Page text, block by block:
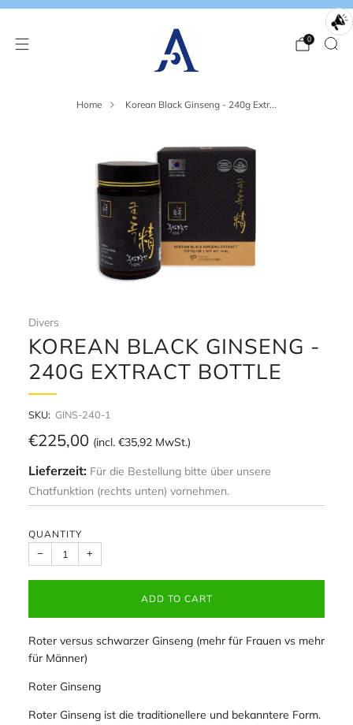
0
Home Korean Black Ginseng - 240g Extr...
Divers
KOREAN BLACK GINSENG -
240G EXTRACT BOTTLE
SKU: GINS-240-1
Regular
price
€225,00 (incl. €35,92 MwSt.)
Lieferzeit: Für die Bestellung bitte über unsere
Chatfunktion (rechts unten) vornehmen.
QUANTITY
− +
ADD TO CART
Roter versus schwarzer Ginseng (mehr für Frauen vs mehr
für Männer)
Roter Ginseng
Roter Ginseng ist die traditionellere und bekanntere Form.